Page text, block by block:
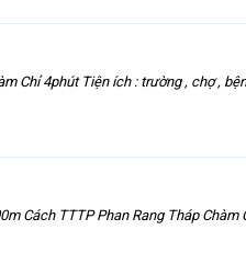
Chỉ 4phút Tiện ích : trường , chợ ,
Cách TTTP Phan Rang Tháp Chàm